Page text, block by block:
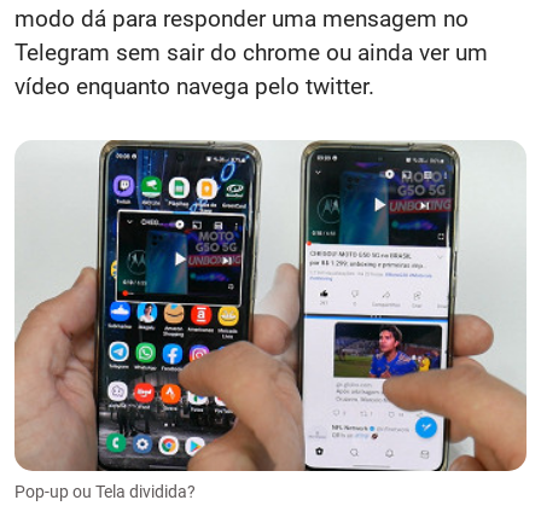
modo dá para responder uma mensagem no
Telegram sem sair do chrome ou ainda ver um
vídeo enquanto navega pelo twitter.
Pop-up ou Tela dividida?